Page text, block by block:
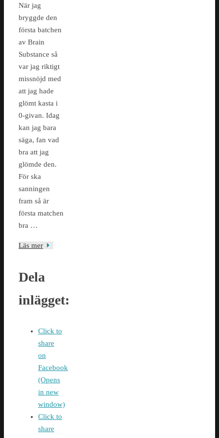
När jag
bryggde den
första batchen
av Brain
Substance så
var jag riktigt
missnöjd med
att jag hade
glömt kasta i
0-givan. Idag
kan jag bara
säga, fan vad
bra att jag
glömde den.
För ska
sanningen
fram så är
första matchen
bra …
Läs mer
Dela
inlägget:
Click to
share
on
Facebook
(Opens
in new
window)
Click to
share